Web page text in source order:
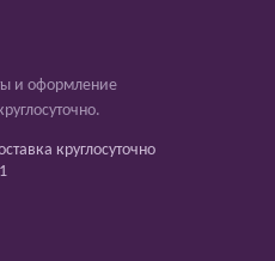
и оформление
круглосуточно